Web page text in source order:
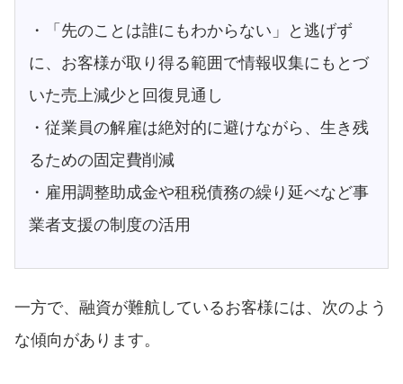
・「先のことは誰にもわからない」と逃げず
に、お客様が取り得る範囲で情報収集にもとづ
いた売上減少と回復見通し
・従業員の解雇は絶対的に避けながら、生き残
るための固定費削減
・雇用調整助成金や租税債務の繰り延べなど事
業者支援の制度の活用
一方で、融資が難航しているお客様には、次のよう
な傾向があります。